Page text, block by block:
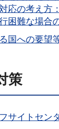
応の考え方
困難な場合
国への要望
策
サイトセン